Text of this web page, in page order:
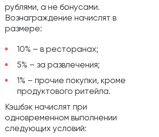
рублями, а не бонусами.
Вознаграждение начислят в
размере:
10% – в ресторанах;
5% – за развлечения;
1% – прочие покупки, кроме
продуктового ритейла.
Кэшбэк начислят при
одновременном выполнении
следующих условий: